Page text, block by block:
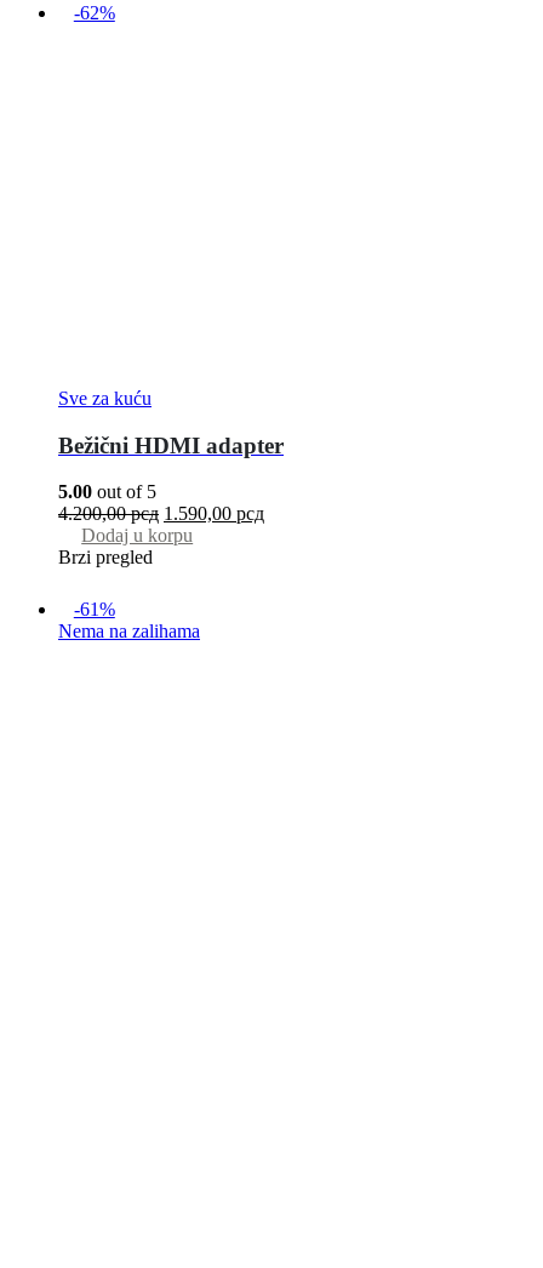
-62%
Sve za kuću
Bežični HDMI adapter
5.00 out of 5
4.200,00рсд 1.590,00 рсд
Dodaj u korpu
Brzi pregled
-61%
Nema na zalihama